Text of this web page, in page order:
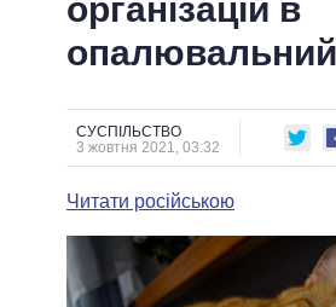
ОГЛЯДИ
ДАЙДЖЕСТИ
ПРЕЗИДЕНТ І ОФІС
ВЕРХОВНА РАДА
ГОЛОВИ
МЕРИ МІСТ
ВСІ ПЕРСОНИ
ВІДЕО
ПОРІВНЯННЯ
організацій в
СУСПІЛЬСТВО
3 жовтня 2021, 03:32
Читати російською